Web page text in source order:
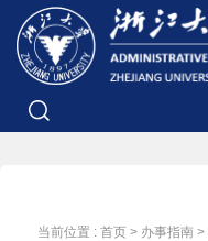
当前位置 : 首页 > 办事指南 >